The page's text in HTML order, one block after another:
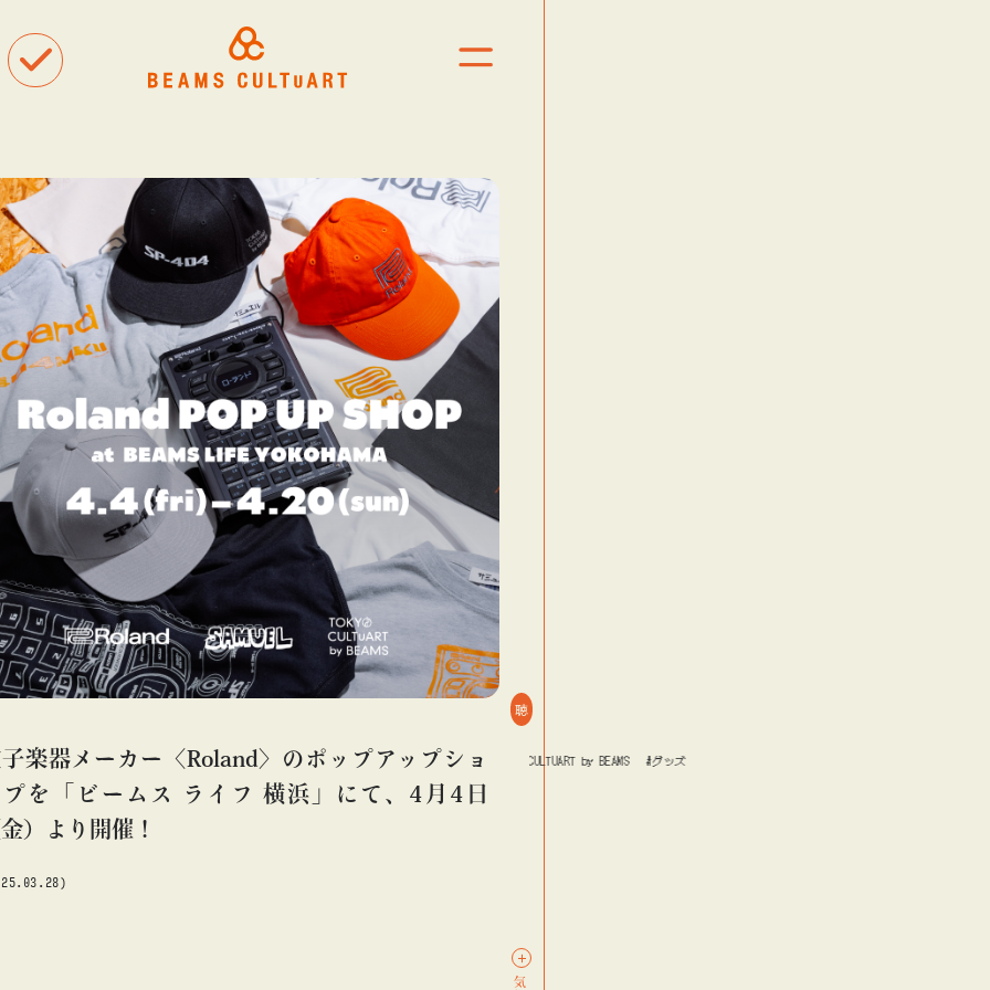
聴
着
観
タグ一覧
#ART #BEAMS CULTUART
#BEAMS MANGART
#BEAMS RECORDS
#BEAMS T
#bPrビームス
#Bギャラリー
#TOKYO CULTUART by BEAMS
#Tシャツ
#アート
#アートが生まれるところ
#アートフェア
#アイドル
#アトリエ #アニメ
#エンタメ
#ギャラリー
#グッズ
#デザイン
#ビームス カルチャー ト 高輪
#ビームス ジャパン
#ファッション
#フェニカ
#マンガ
#モノ・カルチャー図録
#ライブ #レコード
#言葉
#連載 #音楽
楽器メーカー〈Roland〉のポップアップショ
を「ビームス ライフ 横浜」にて、4月4日
）より開催！
聴
#TOKYO CULTUART by BEAMS #グッズ #音楽 #TOKYO CULTUART by BEAMS #グッズ #音楽